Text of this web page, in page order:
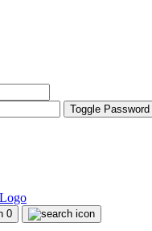
Toggle
0